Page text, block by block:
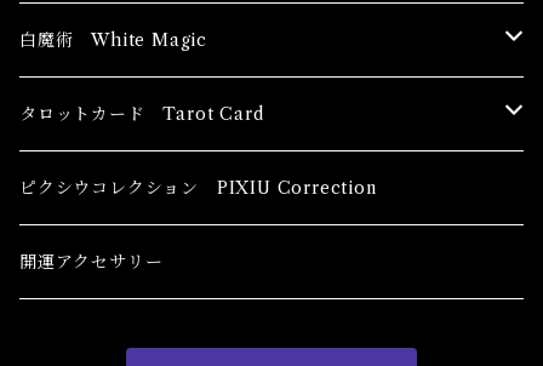
ブッダ Buddha
恋愛運
健康運 Health
金運 Money
白魔術 White Magic
香油 Oils
恋愛 Love
金運 Money
キャンドル Candles
恋愛 Love
線香 Stick Incense
タロットカード Tarot Card
初心者向け For The Beginners
中級者向け
ピクシウコレクション PIXIU Correction
開運アクセサリー